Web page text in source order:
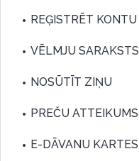
REĢISTRĒT KONTU
VĒLMJU SARAKSTS
NOSŪTĪT ZIŅU
PREČU ATTEIKUMS
E-DĀVANU KARTES